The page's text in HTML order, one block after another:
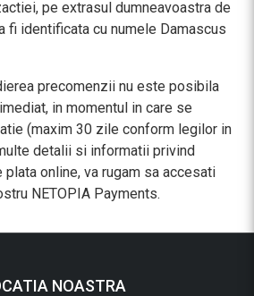
pe extrasul dumneavoastra de
fi identificata cu numele Damascus
precomenzii nu este posibila
in momentul in care se
(maxim 30 zile conform legilor in
detalii si informatii privind
online, va rugam sa accesati
NETOPIA Payments.
NOASTRA